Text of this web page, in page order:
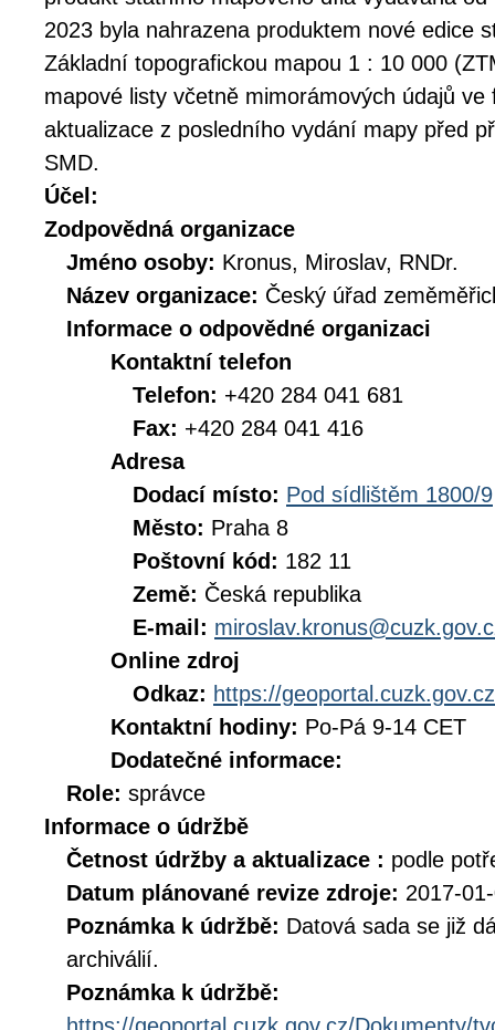
2023 byla nahrazena produktem nové edice
Základní topografickou mapou 1 : 10 000
mapové listy včetně mimorámových údajů
aktualizace z posledního vydání mapy před
SMD.
Účel:
Zodpovědná organizace
Jméno osoby: Kronus, Miroslav, RNDr.
Název organizace: Český úřad
Informace o odpovědné organizaci
Kontaktní telefon
Telefon: +420 284 041 681
Fax: +420 284 041 416
Adresa
Dodací místo: Pod sídlištěm 1800/9
Město: Praha 8
Poštovní kód: 182 11
Země: Česká republika
E-mail:
Online zdroj
Odkaz: https://geoportal.cuzk.gov.cz
Kontaktní hodiny: Po-Pá 9-14 CET
Dodatečné informace:
Role: správce
Informace o údržbě
Četnost údržby a aktualizace : podle
Datum plánované revize zdroje: 2017-
Poznámka k údržbě: Datová sada se již
archiválií.
Poznámka k údržbě: